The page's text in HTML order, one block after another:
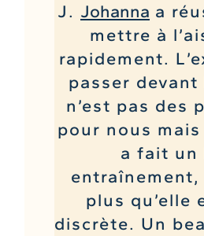
J. Johanna a
mettre à
rapidement.
passer devant
n’est pas des
pour nous
a fait un
entraînement,
plus qu’elle
discrète. Un